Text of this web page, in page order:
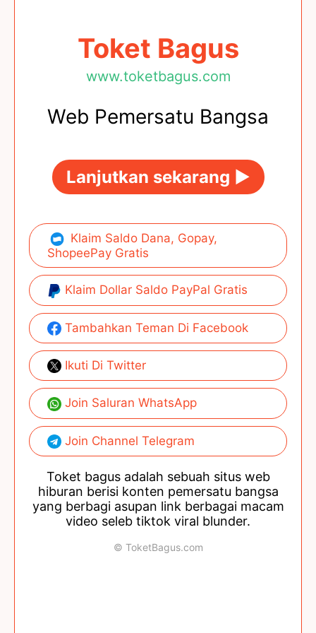
Toket Bagus
www.toketbagus.com
Web Pemersatu Bangsa
Lanjutkan sekarang ►
Klaim Saldo Dana, Gopay,
ShopeePay Gratis
Klaim Dollar Saldo PayPal Gratis
Tambahkan Teman Di Facebook
Ikuti Di Twitter
Join Saluran WhatsApp
Join Channel Telegram
Toket bagus adalah sebuah situs web
hiburan berisi konten pemersatu bangsa
yang berbagi asupan link berbagai macam
video seleb tiktok viral blunder.
© ToketBagus.com